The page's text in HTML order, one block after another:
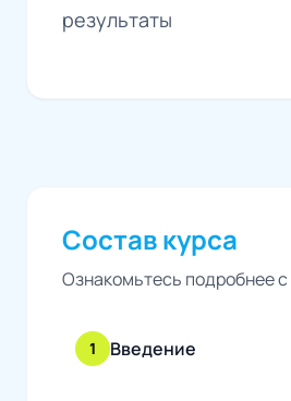
результаты
Состав курса
Ознакомьтесь подробнее
1 Введение